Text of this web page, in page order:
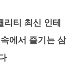
리티 최신 인테
에서 즐기는 삼